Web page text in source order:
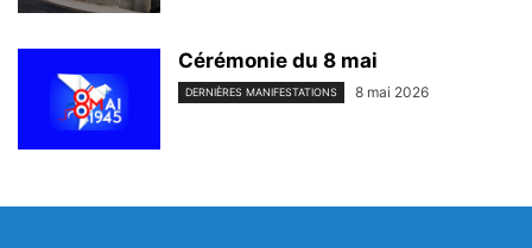
Cérémonie du 8 mai
DERNIÈRES MANIFESTATIONS 8 mai 2026